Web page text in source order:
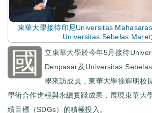
東華大學接待印尼Universitas
Universitas Sebelas Maret
國
立東華大學於今年5月接待
Denpasar及Universitas
學來訪成員，東華大學徐輝明校
學術合作進程與永續實踐成果，展現東華大
續目標（SDGs）的積極投入。